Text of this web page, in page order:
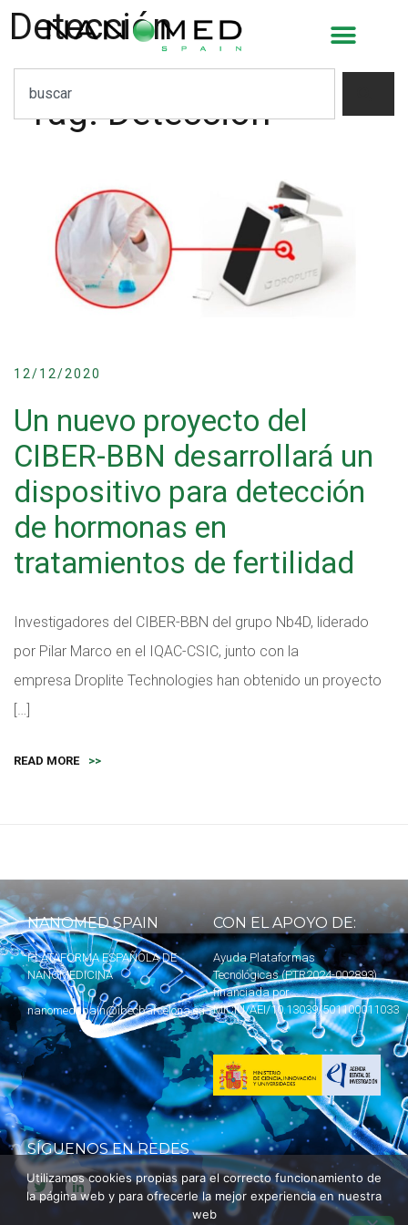
Detección
Tag:Detección
12/12/2020
Un nuevo proyecto del
CIBER-BBN desarrollará un
dispositivo para detección
de hormonas en
tratamientos de fertilidad
Investigadores del CIBER-BBN del grupo Nb4D, liderado
por Pilar Marco en el IQAC-CSIC, junto con la
empresa Droplite Technologies han obtenido un proyecto
[…]
READ MORE >>
NANOMED SPAIN
PLATAFORMA ESPAÑOLA DE
NANOMEDICINA
nanomedspain@ibecbarcelona.eu
CON EL APOYO DE:
Ayuda Plataformas
Tecnológicas (PTR2024-002893)
financiada por
MICIU/AEI/10.13039/501100011033
SÍGUENOS EN REDES
Utilizamos cookies propias para el correcto funcionamiento de
la página web y para ofrecerle la mejor experiencia en nuestra
web